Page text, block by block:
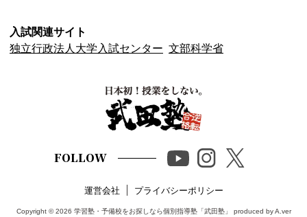
入試関連サイト
独立行政法人大学入試センター 文部科学省
FOLLOW
運営会社 プライバシーポリシー
Copyright © 2026 学習塾・予備校をお探しなら個別指導塾「武田塾」 produced by A.ver